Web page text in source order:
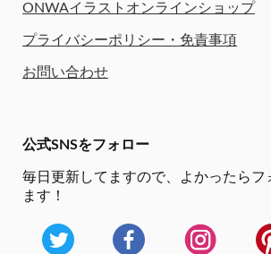
ONWAイラストオンラインショップ
プライバシーポリシー・免責事項
お問い合わせ
公式SNSをフォロー
毎日更新してますので、
よかったらフ
ます！